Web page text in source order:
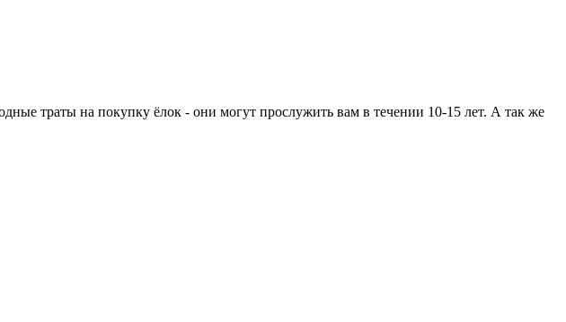
траты на покупку ёлок - они могут прослужить вам в течении 10-15 лет. А так же